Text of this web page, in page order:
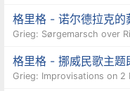
格里格 - 诺尔德拉克的
Grieg: Sørgemarsch over
格里格 - 挪威民歌主题
Grieg: Improvisations on 2